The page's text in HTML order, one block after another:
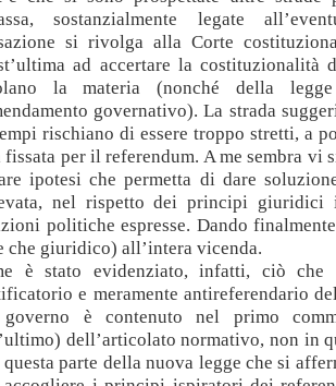
sostanzialmente legate
si rivolga alla Corte
ad accertare la costituzionalità
la materia (nonché della
governativo). La strada
rischiano di essere troppo stretti, a
fissata per il referendum. A me sembra vi
ipotesi che permetta di dare
nel rispetto dei principi giuridici
politiche espresse. Dando
che giuridico) all’intera vicenda.
è stato evidenziato, infatti, ciò che
e meramente antireferendario
è contenuto nel primo
dell’articolato normativo, non in
parte della nuova legge che si